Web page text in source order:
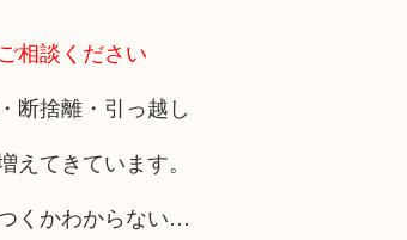
相談ください
断捨離・引っ越し
てきています。
くかわからない…